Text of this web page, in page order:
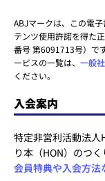
ABJマークは、この電
テンツ使用許諾を得た
番号 第6091713号）で
ービスの一覧は、 一般
ください。
入会案内
特定非営利活動法人
り本（HON）のつ
会員特典や入会方法